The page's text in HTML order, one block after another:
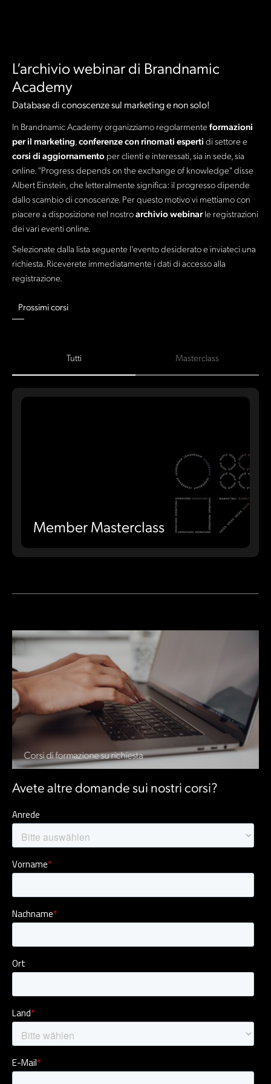
L’archivio webinar di Brandnamic
Academy
Database di conoscenze sul marketing e non solo!
In Brandnamic Academy organizziamo regolarmente formazioni
per il marketing,conferenze con rinomati esperti di settore e
corsi di aggiornamento per clienti e interessati, sia in sede, sia
online. "Progress depends on the exchange of knowledge" disse
Albert Einstein, che letteralmente significa: il progresso dipende
dallo scambio di conoscenze. Per questo motivo vi mettiamo con
piacere a disposizione nel nostroarchivio webinarle registrazioni
dei vari eventi online.
Selezionate dalla lista seguente l'evento desiderato e inviateci una
richiesta. Riceverete immediatamente i dati di accesso alla
registrazione.
Prossimi corsi
Tutti Masterclass
Member Masterclass
Corsi di formazione su richiesta
Avete altre domande sui nostri corsi?